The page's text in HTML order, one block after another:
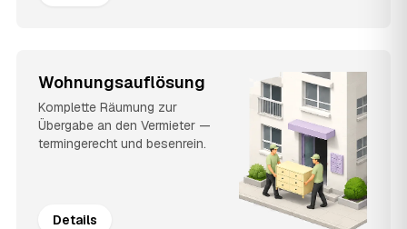
Wohnungsauflösung
Komplette Räumung zur
Übergabe an den Vermieter —
termingerecht und besenrein.
Details